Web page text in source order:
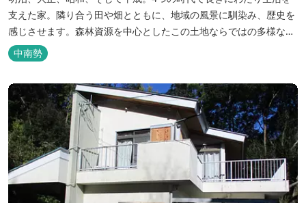
支えた家。隣り合う田や畑とともに、地域の風景に馴染み、歴史を
感じさせます。森林資源を中心としたこの土地ならではの多様な自
然環境の素晴らしさを伝える情報を発信し、そして多種多様な人材
と共有することで地域産業・地域社会の発展を図るNPO法人Joint
Plusが運営する民泊です。 NPO法人Joint Plusは、大台町ならでは
の...
中南勢